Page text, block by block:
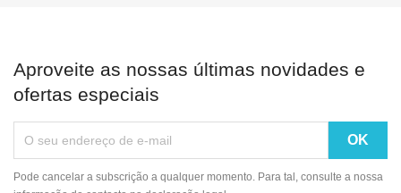
Aproveite as nossas últimas novidades e
ofertas especiais
Pode cancelar a subscrição a qualquer momento. Para tal, consulte a nossa